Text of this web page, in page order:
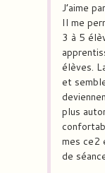
J’aime
Il me
3 à 5
élèves.
et
plus
mes ce2
de